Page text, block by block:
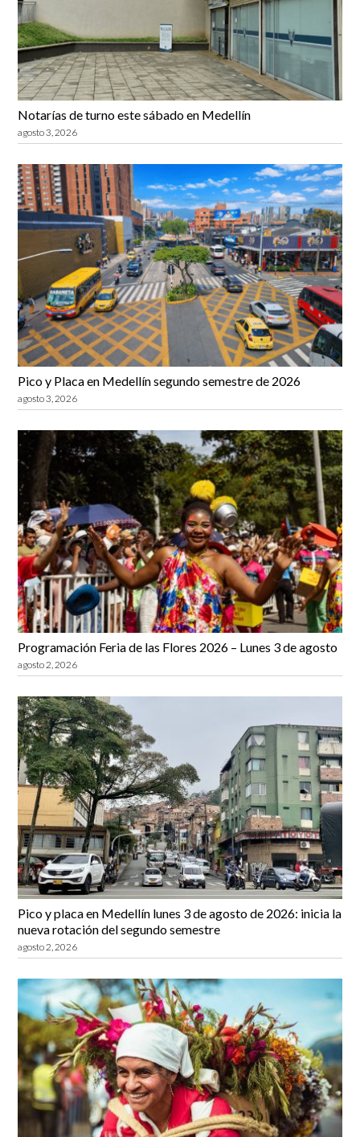
Notarías de turno este sábado en Medellín
agosto 3, 2026
Pico y Placa en Medellín segundo semestre de 2026
agosto 3, 2026
Programación Feria de las Flores 2026 – Lunes 3 de agosto
agosto 2, 2026
Pico y placa en Medellín lunes 3 de agosto de 2026: inicia la
nueva rotación del segundo semestre
agosto 2, 2026